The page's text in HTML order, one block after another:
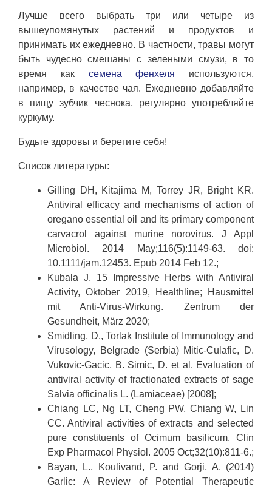
Лучше всего выбрать три или четыре из
вышеупомянутых растений и продуктов и
принимать их ежедневно. В частности, травы могут
быть чудесно смешаны с зелеными смузи, в то
время как семена фенхеля используются,
например, в качестве чая. Ежедневно добавляйте
в пищу зубчик чеснока, регулярно употребляйте
куркуму.
Будьте здоровы и берегите себя!
Список литературы:
Gilling DH, Kitajima M, Torrey JR, Bright KR.
Antiviral efficacy and mechanisms of action of
oregano essential oil and its primary component
carvacrol against murine norovirus. J Appl
Microbiol. 2014 May;116(5):1149-63. doi:
10.1111/jam.12453. Epub 2014 Feb 12.;
Kubala J, 15 Impressive Herbs with Antiviral
Activity, Oktober 2019, Healthline; Hausmittel
mit Anti-Virus-Wirkung. Zentrum der
Gesundheit, März 2020;
Smidling, D., Torlak Institute of Immunology and
Virusology, Belgrade (Serbia) Mitic-Culafic, D.
Vukovic-Gacic, B. Simic, D. et al. Evaluation of
antiviral activity of fractionated extracts of sage
Salvia officinalis L. (Lamiaceae) [2008];
Chiang LC, Ng LT, Cheng PW, Chiang W, Lin
CC. Antiviral activities of extracts and selected
pure constituents of Ocimum basilicum. Clin
Exp Pharmacol Physiol. 2005 Oct;32(10):811-6.;
Bayan, L., Koulivand, P. and Gorji, A. (2014)
Garlic: A Review of Potential Therapeutic